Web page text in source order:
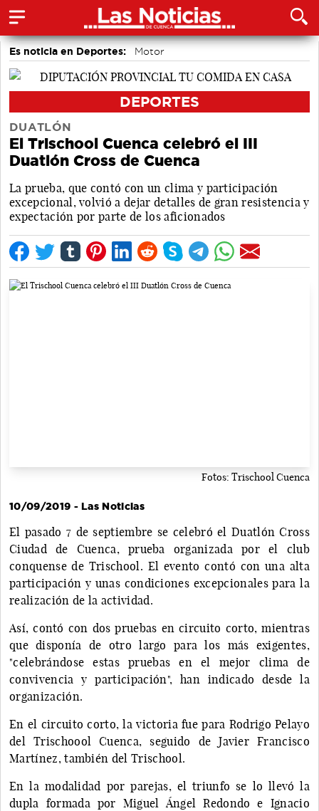
Es noticia en Deportes: Motor
DEPORTES
DUATLÓN
El Trischool Cuenca celebró el III
Duatlón Cross de Cuenca
La prueba, que contó con un clima y participación
excepcional, volvió a dejar detalles de gran resistencia y
expectación por parte de los aficionados
Fotos: Trischool Cuenca
10/09/2019 - Las Noticias
El pasado 7 de septiembre se celebró el Duatlón Cross
Ciudad de Cuenca, prueba organizada por el club
conquense de Trischool. El evento contó con una alta
participación y unas condiciones excepcionales para la
realización de la actividad.
Así, contó con dos pruebas en circuito corto, mientras
que disponía de otro largo para los más exigentes,
"celebrándose estas pruebas en el mejor clima de
convivencia y participación", han indicado desde la
organización.
En el circuito corto, la victoria fue para Rodrigo Pelayo
del Trischoool Cuenca, seguido de Javier Francisco
Martínez, también del Trischool.
En la modalidad por parejas, el triunfo se lo llevó la
dupla formada por Miguel Ángel Redondo e Ignacio